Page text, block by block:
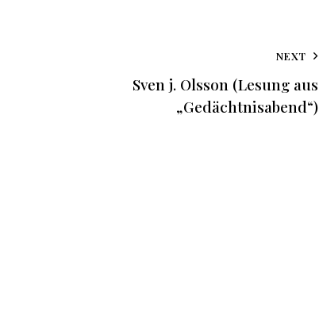
NEXT
Sven j. Olsson (Lesung aus
„Gedächtnisabend“)